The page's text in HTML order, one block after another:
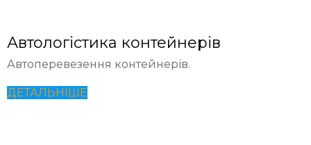
Автологістика контейнерів
Автоперевезення контейнерів.
ДЕТАЛЬНІШЕ